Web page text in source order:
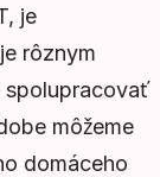
je
rôznym
spolupracovať
môžeme
domáceho